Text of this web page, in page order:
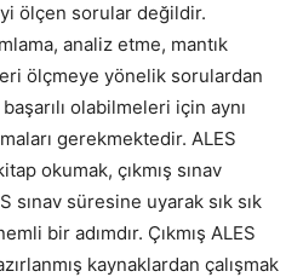
ölçen sorular değildir.
analiz etme, mantık
ölçmeye yönelik sorulardan
olabilmeleri için aynı
gerekmektedir. ALES
okumak, çıkmış sınav
sınav süresine uyarak sık sık
bir adımdır. Çıkmış ALES
kaynaklardan çalışmak